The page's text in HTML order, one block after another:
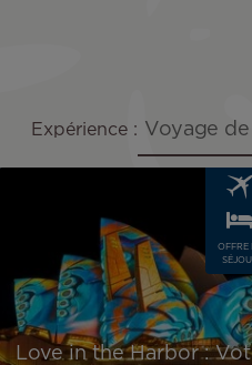
Expérience : Voyage
OFFRE
Love in the Harbor :